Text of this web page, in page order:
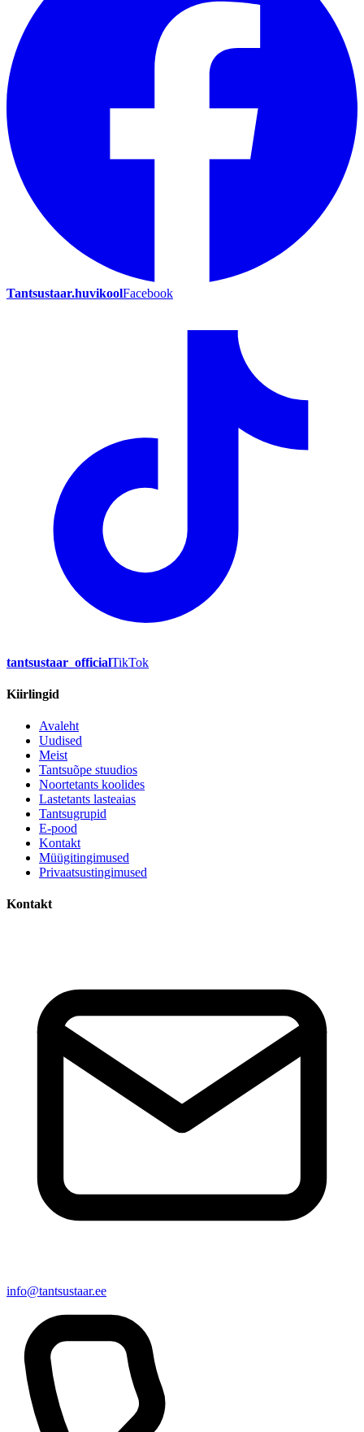
Tantsustaar.huvikoolFacebook
tantsustaar_officialTikTok
Kiirlingid
Avaleht
Uudised
Meist
Tantsuõpe stuudios
Noortetants koolides
Lastetants lasteaias
Tantsugrupid
E-pood
Kontakt
Müügitingimused
Privaatsustingimused
Kontakt
info@tantsustaar.ee